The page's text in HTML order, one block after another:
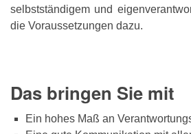
selbstständigem und
die Voraussetzungen dazu.
Das bringen Sie mit
Ein hohes Maß an